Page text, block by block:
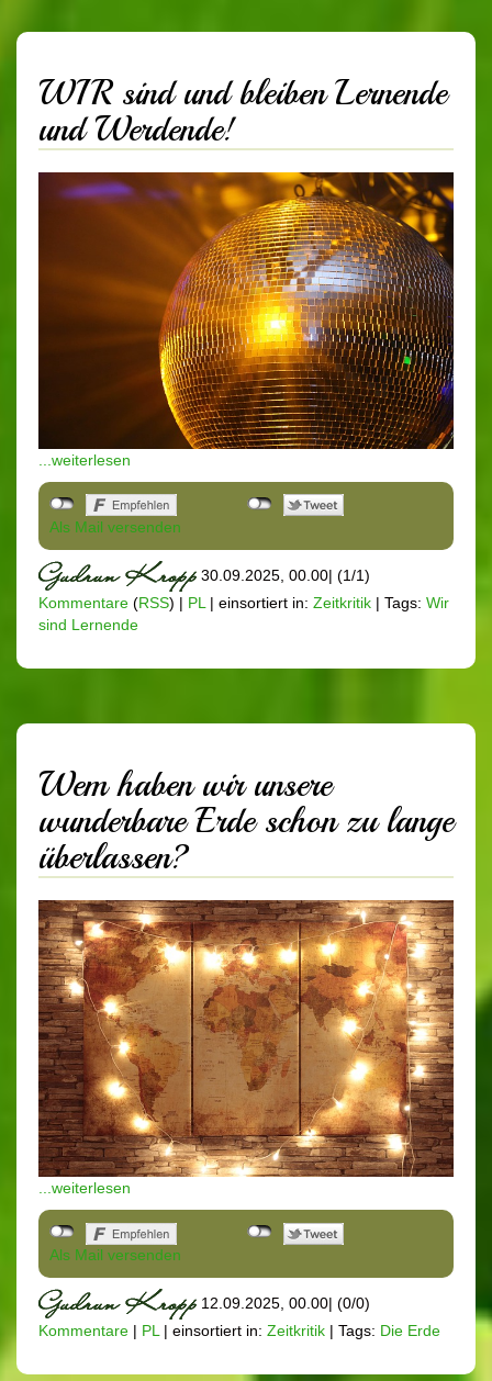
WIR sind und bleiben Lernende
und Werdende!
...weiterlesen
Als Mail versenden
30.09.2025, 00.00| (1/1)
Kommentare (RSS) | PL | einsortiert in: Zeitkritik | Tags: Wir
sind Lernende
Wem haben wir unsere
wunderbare Erde schon zu lange
überlassen?
...weiterlesen
Als Mail versenden
12.09.2025, 00.00| (0/0)
Kommentare | PL| einsortiert in: Zeitkritik | Tags: Die Erde